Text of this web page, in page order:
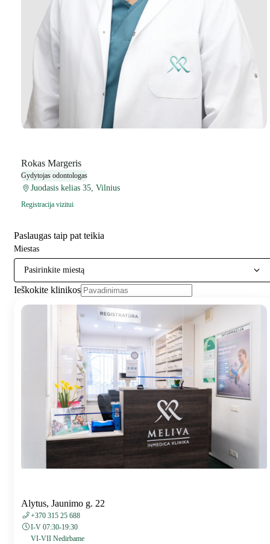
Rokas Margeris
Gydytojas odontologas
Juodasis kelias 35, Vilnius
Registracija vizitui
Paslaugas taip pat teikia
Miestas
Pasirinkite miestą
Ieškokite klinikos
Alytus, Jaunimo g. 22
+370 315 25 688
I-V 07:30-19:30
VI-VII Nedirbame